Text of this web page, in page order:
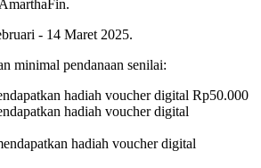
- 14 Maret 2025.
minimal pendanaan senilai:
hadiah voucher digital Rp50.000
hadiah voucher digital
hadiah voucher digital